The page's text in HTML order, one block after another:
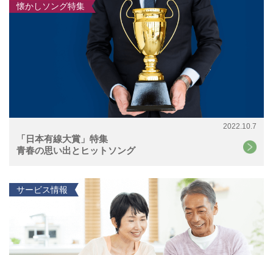
2022.10.7
「日本有線大賞」特集
青春の思い出とヒットソング
懐かしソング特集
サービス情報